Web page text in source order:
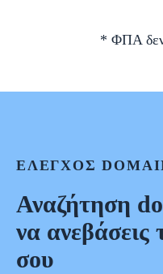
* ΦΠΑ δεν
ΈΛΕΓΧΟΣ
Αναζήτηση
να ανεβάσεις
σου